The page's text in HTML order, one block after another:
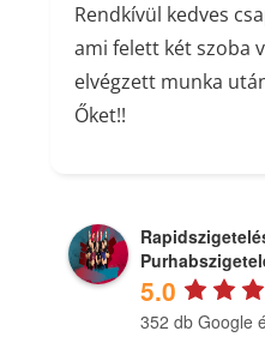
Rendkívül kedves
ami felett két szoba
elvégzett munka
Őket!!
5.0
352 db Google
2